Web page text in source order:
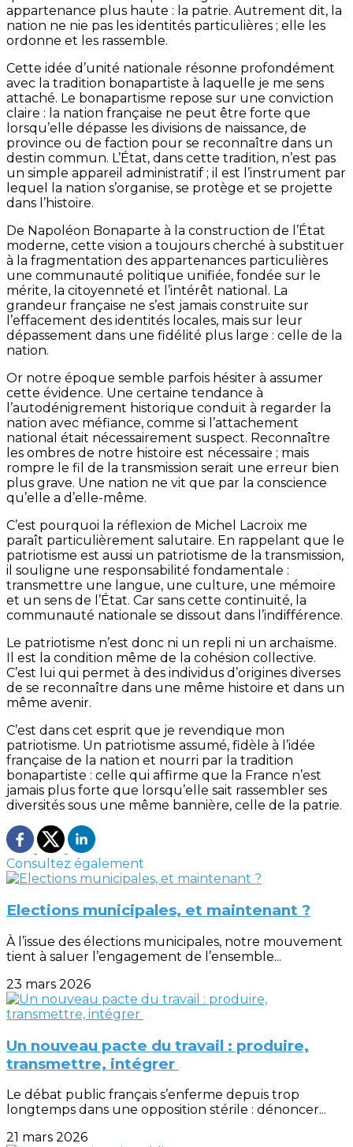
appartenance plus haute : la patrie. Autrement dit, la
nation ne nie pas les identités particulières ; elle les
ordonne et les rassemble.
Cette idée d’unité nationale résonne profondément
avec la tradition bonapartiste à laquelle je me sens
attaché. Le bonapartisme repose sur une conviction
claire : la nation française ne peut être forte que
lorsqu’elle dépasse les divisions de naissance, de
province ou de faction pour se reconnaître dans un
destin commun. L’État, dans cette tradition, n’est pas
un simple appareil administratif ; il est l’instrument par
lequel la nation s’organise, se protège et se projette
dans l’histoire.
De Napoléon Bonaparte à la construction de l’État
moderne, cette vision a toujours cherché à substituer
à la fragmentation des appartenances particulières
une communauté politique unifiée, fondée sur le
mérite, la citoyenneté et l’intérêt national. La
grandeur française ne s’est jamais construite sur
l’effacement des identités locales, mais sur leur
dépassement dans une fidélité plus large : celle de la
nation.
Or notre époque semble parfois hésiter à assumer
cette évidence. Une certaine tendance à
l’autodénigrement historique conduit à regarder la
nation avec méfiance, comme si l’attachement
national était nécessairement suspect. Reconnaître
les ombres de notre histoire est nécessaire ; mais
rompre le fil de la transmission serait une erreur bien
plus grave. Une nation ne vit que par la conscience
qu’elle a d’elle-même.
C’est pourquoi la réflexion de Michel Lacroix me
paraît particulièrement salutaire. En rappelant que le
patriotisme est aussi un patriotisme de la transmission,
il souligne une responsabilité fondamentale :
transmettre une langue, une culture, une mémoire
et un sens de l’État. Car sans cette continuité, la
communauté nationale se dissout dans l’indifférence.
Le patriotisme n’est donc ni un repli ni un archaïsme.
Il est la condition même de la cohésion collective.
C’est lui qui permet à des individus d’origines diverses
de se reconnaître dans une même histoire et dans un
même avenir.
C’est dans cet esprit que je revendique mon
patriotisme. Un patriotisme assumé, fidèle à l’idée
française de la nation et nourri par la tradition
bonapartiste : celle qui affirme que la France n’est
jamais plus forte que lorsqu’elle sait rassembler ses
diversités sous une même bannière, celle de la patrie.
Consultez également
Elections municipales, et maintenant ?
À l’issue des élections municipales, notre mouvement
tient à saluer l’engagement de l’ensemble...
23 mars 2026
Un nouveau pacte du travail : produire,
transmettre, intégrer
Le débat public français s’enferme depuis trop
longtemps dans une opposition stérile : dénoncer...
21 mars 2026